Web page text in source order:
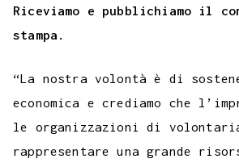
e
b
o
t
r
t
p
p
e
a
m
s
e
t
e
s
t
p
y
L
i
n
k
Riceviamo e pubblichiamo il
stampa.
“La nostra volontà è di
economica e crediamo che
le organizzazioni di
rappresentare una grande